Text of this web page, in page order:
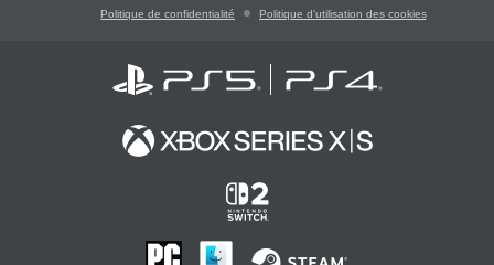
Politique de confidentialité Politique d'utilisation des cookies